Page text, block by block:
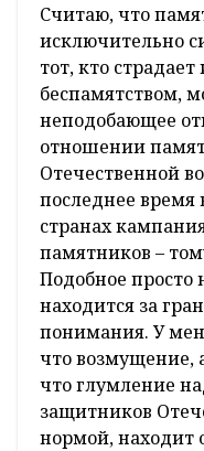
Считаю, что
исключительно
тот, кто
беспамятством,
неподобающее
отношении
Отечественной
последнее время
странах
памятников –
Подобное просто
находится за
понимания. У
что возмущение,
что глумление
защитников
нормой, находит